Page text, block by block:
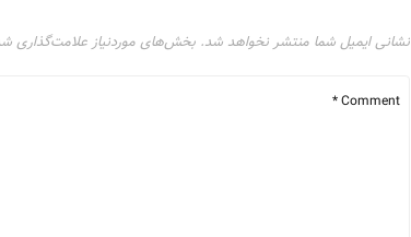
نشانی ایمیل شما منتشر نخواهد شد. بخش‌های موردنیاز علامت‌گذاری